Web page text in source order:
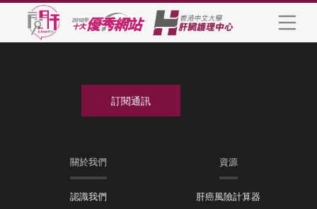
關於我們
認識我們
資源
肝癌風險計算器